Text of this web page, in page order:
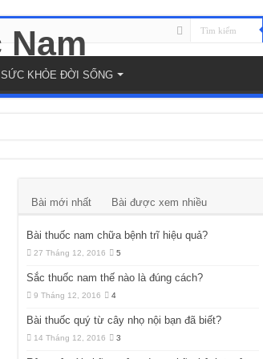
SỨC KHỎE ĐỜI SỐNG
Bài mới nhất Bài được xem nhiều
Bài thuốc nam chữa bệnh trĩ hiệu quả?
27 Tháng 12, 2016 5
Sắc thuốc nam thế nào là đúng cách?
9 Tháng 12, 2016 4
Bài thuốc quý từ cây nhọ nội bạn đã biết?
14 Tháng 12, 2016 3